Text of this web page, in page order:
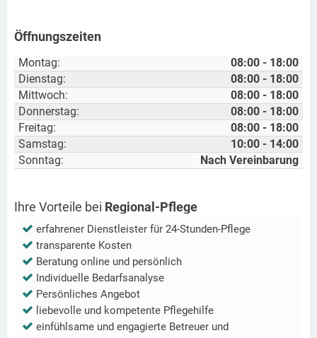
Öffnungszeiten
Montag:
08:00 - 18:00
Dienstag:
08:00 - 18:00
Mittwoch:
08:00 - 18:00
Donnerstag:
08:00 - 18:00
Freitag:
08:00 - 18:00
Samstag:
10:00 - 14:00
Sonntag:
Nach Vereinbarung
Ihre Vorteile bei Regional-Pflege
erfahrener Dienstleister für 24-Stunden-Pflege
transparente Kosten
Beratung online und persönlich
Individuelle Bedarfsanalyse
Persönliches Angebot
liebevolle und kompetente Pflegehilfe
einfühlsame und engagierte Betreuer und